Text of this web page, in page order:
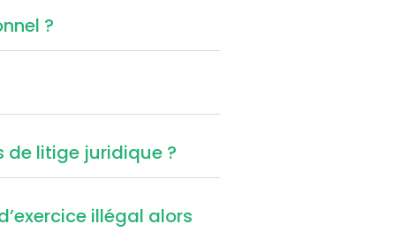
?
de litige juridique ?
illégal alors